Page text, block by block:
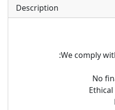
Description
We comply